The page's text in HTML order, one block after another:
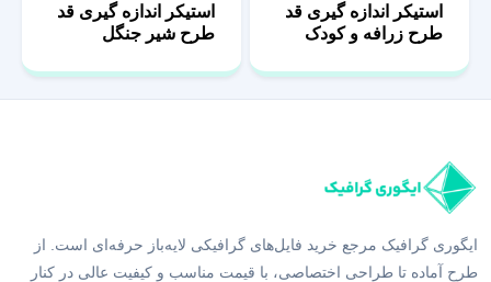
استیکر اندازه گیری قد
طرح زرافه و کودک
استیکر اندازه گیری قد
طرح شیر جنگل
ایگوری گرافیک مرجع خرید فایل‌های گرافیکی لایه‌باز حرفه‌ای است. از
طرح آماده تا طراحی اختصاصی، با قیمت مناسب و کیفیت عالی در کنار